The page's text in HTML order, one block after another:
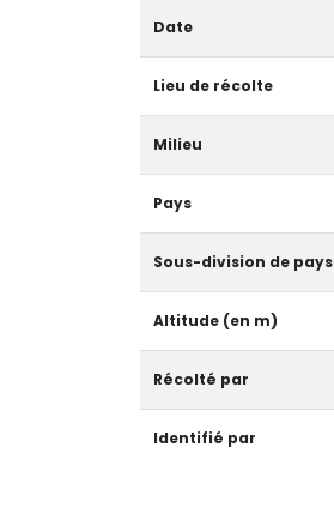
Date
Lieu de récolte
Milieu
Pays
Sous-division de pays
Altitude (en m)
Récolté par
Identifié par